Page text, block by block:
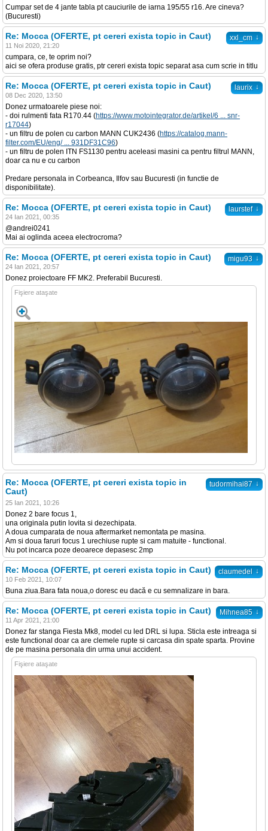
Cumpar set de 4 jante tabla pt cauciurile de iarna 195/55 r16. Are cineva?
(Bucuresti)
xxl_cm ↓
Re: Mocca (OFERTE, pt cereri exista topic in Caut)
11 Noi 2020, 21:20
cumpara, ce, te oprim noi?
aici se ofera produse gratis, ptr cereri exista topic separat asa cum scrie in titlu
laurix ↓
Re: Mocca (OFERTE, pt cereri exista topic in Caut)
08 Dec 2020, 13:50
Donez urmatoarele piese noi:
- doi rulmenti fata R170.44 (https://www.motointegrator.de/artikel/6 ... snr-
r17044)
- un filtru de polen cu carbon MANN CUK2436 (https://catalog.mann-
filter.com/EU/eng/ ... 931DF31C96)
- un filtru de polen ITN FS1130 pentru aceleasi masini ca pentru filtrul MANN,
doar ca nu e cu carbon
Predare personala in Corbeanca, Ilfov sau Bucuresti (in functie de
disponibilitate).
laurstef ↓
Re: Mocca (OFERTE, pt cereri exista topic in Caut)
24 Ian 2021, 00:35
@andrei0241
Mai ai oglinda aceea electrocroma?
migu93 ↓
Re: Mocca (OFERTE, pt cereri exista topic in Caut)
24 Ian 2021, 20:57
Donez proiectoare FF MK2. Preferabil Bucuresti.
Fişiere ataşate
tudormihai87 ↓
Re: Mocca (OFERTE, pt cereri exista topic in
Caut)
25 Ian 2021, 10:26
Donez 2 bare focus 1,
una originala putin lovita si dezechipata.
A doua cumparata de noua aftermarket nemontata pe masina.
Am si doua faruri focus 1 urechiuse rupte si cam matuite - functional.
Nu pot incarca poze deoarece depasesc 2mp
claumedel ↓
Re: Mocca (OFERTE, pt cereri exista topic in Caut)
10 Feb 2021, 10:07
Buna ziua.Bara fata noua,o doresc eu dacă e cu semnalizare in bara.
Mihnea85 ↓
Re: Mocca (OFERTE, pt cereri exista topic in Caut)
11 Apr 2021, 21:00
Donez far stanga Fiesta Mk8, model cu led DRL si lupa. Sticla este intreaga si
este functional doar ca are clemele rupte si carcasa din spate sparta. Provine
de pe masina personala din urma unui accident.
Fişiere ataşate